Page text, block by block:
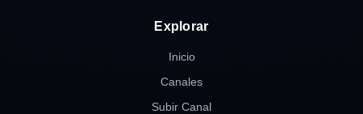
Explorar
Inicio
Canales
Subir Canal